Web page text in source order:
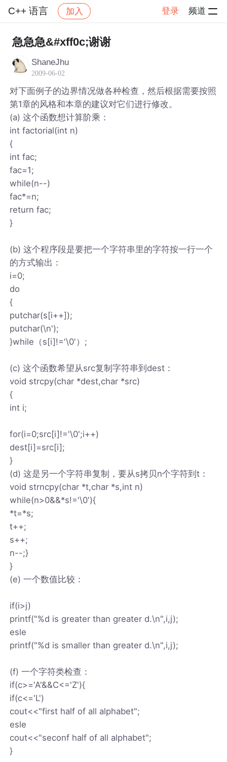
C++ 语言 加入 登录 频道
社区 C++ 语言 帖子详情
急急急&#xff0c;谢谢
ShaneJhu
2009-06-02
对下面例子的边界情况做各种检查，然后根据需要按照
第1章的风格和本章的建议对它们进行修改。
(a) 这个函数想计算阶乘：
int factorial(int n)
{
int fac;
fac=1;
while(n--)
fac*=n;
return fac;
}
(b) 这个程序段是要把一个字符串里的字符按一行一个
的方式输出：
i=0;
do
{
putchar(s[i++]);
putchar(\n');
}while（s[i]!='\0'）;
(c) 这个函数希望从src复制字符串到dest：
void strcpy(char *dest,char *src)
{
int i;
for(i=0;src[i]!='\0';i++)
dest[i]=src[i];
}
(d) 这是另一个字符串复制，要从s拷贝n个字符到t：
void strncpy(char *t,char *s,int n)
while(n>0&&*s!='\0'){
*t=*s;
t++;
s++;
n--;}
}
(e) 一个数值比较：
if(i>j)
printf("%d is greater than greater d.\n",i,j);
esle
printf("%d is smaller than greater d.\n",i,j);
(f) 一个字符类检查：
if(c>='A'&&C<='Z'){
if(c<='L')
cout<<"first half of all alphabet";
esle
cout<<"seconf half of all alphabet";
}